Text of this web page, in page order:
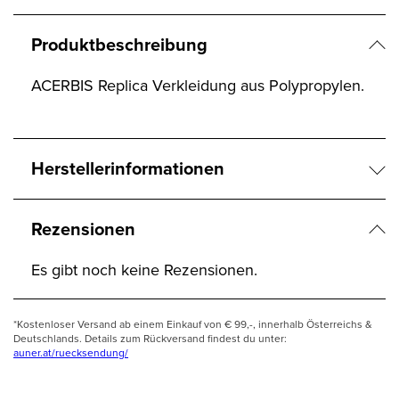
Produktbeschreibung
ACERBIS Replica Verkleidung aus Polypropylen.
Herstellerinformationen
Rezensionen
Es gibt noch keine Rezensionen.
*Kostenloser Versand ab einem Einkauf von € 99,-, innerhalb Österreichs &
Deutschlands. Details zum Rückversand findest du unter:
auner.at/ruecksendung/